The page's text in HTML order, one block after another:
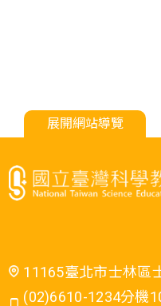
展開網站導覽
11165臺北市士林區
(02)6610-1234分機